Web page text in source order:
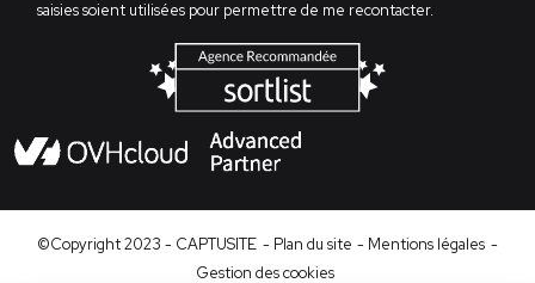
saisies soient utilisées pour permettre de me recontacter.
©Copyright 2023 - CAPTUSITE - Plan du site - Mentions légales -
Gestion des cookies